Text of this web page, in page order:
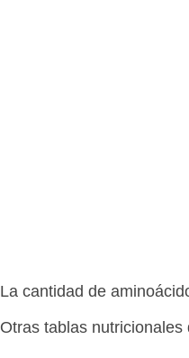
La cantidad de
Otras tablas nutricionales